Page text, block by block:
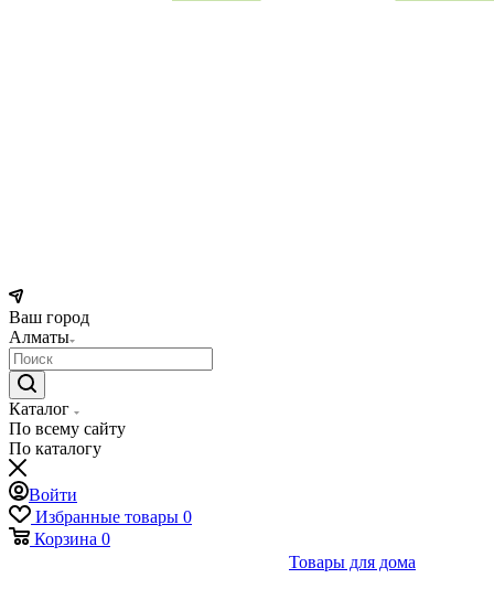
Ваш город
Алматы
Каталог
По всему сайту
По каталогу
Войти
Избранные товары 0
Корзина 0
Товары для дома